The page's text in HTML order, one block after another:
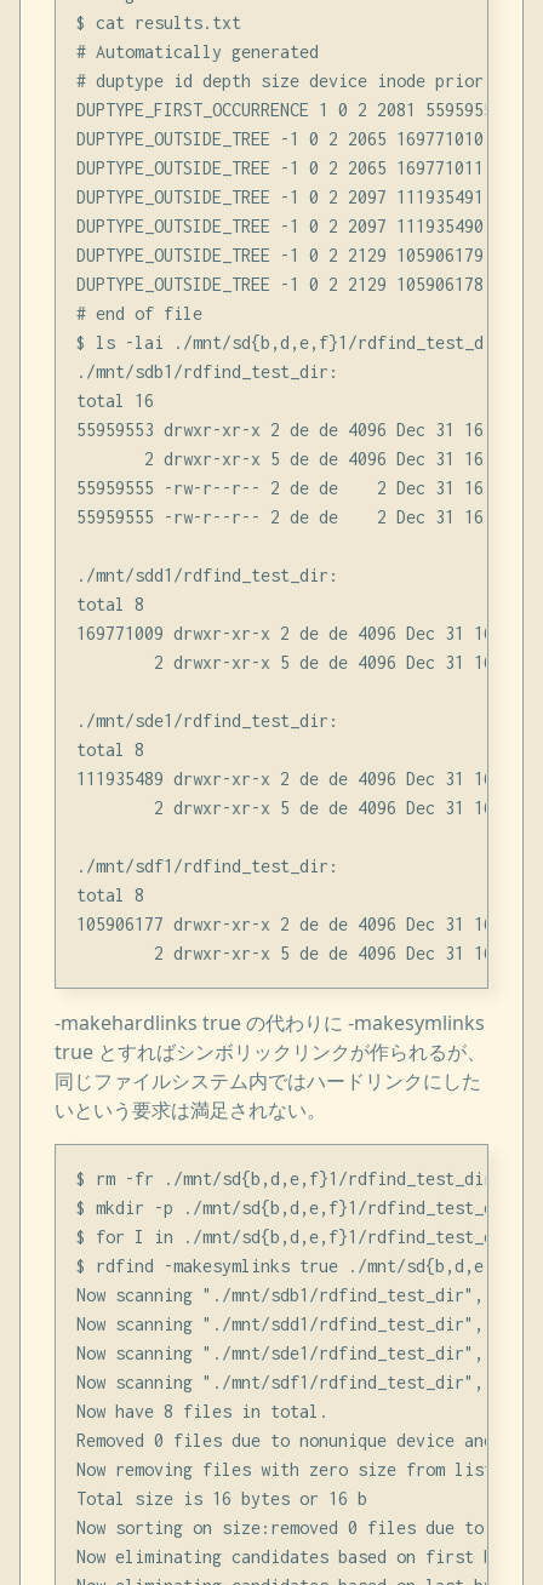
$ cat results.txt
# Automatically generated
# duptype id depth size device inode priority
DUPTYPE_FIRST_OCCURRENCE 1 0 2 2081
DUPTYPE_OUTSIDE_TREE -1 0 2 2065
DUPTYPE_OUTSIDE_TREE -1 0 2 2065
DUPTYPE_OUTSIDE_TREE -1 0 2 2097
DUPTYPE_OUTSIDE_TREE -1 0 2 2097
DUPTYPE_OUTSIDE_TREE -1 0 2 2129
DUPTYPE_OUTSIDE_TREE -1 0 2 2129
# end of file
$ ls -lai ./mnt/sd{b,d,e,f}1/rdfind_test_dir
./mnt/sdb1/rdfind_test_dir:
total 16
55959553 drwxr-xr-x 2 de de 4096 Dec 31 16:27 .
       2 drwxr-xr-x 5 de de 4096 Dec 31 16:25 ..
55959555 -rw-r--r-- 2 de de    2 Dec 31 16:26
55959555 -rw-r--r-- 2 de de    2 Dec 31 16:26
./mnt/sdd1/rdfind_test_dir:
total 8
169771009 drwxr-xr-x 2 de de 4096 Dec 31 16:27 .
2 drwxr-xr-x 5 de de 4096 Dec 31 16:25
./mnt/sde1/rdfind_test_dir:
total 8
111935489 drwxr-xr-x 2 de de 4096 Dec 31 16:27 .
2 drwxr-xr-x 5 de de 4096 Dec 31 16:25
./mnt/sdf1/rdfind_test_dir:
total 8
105906177 drwxr-xr-x 2 de de 4096 Dec 31 16:27 .
-makehardlinks true の代わりに -makesymlinks
true とすればシンボリックリンクが作られるが、
同じファイルシステム内ではハードリンクにした
いという要求は満足されない。
$ rm -fr ./mnt/sd{b,d,e,f}1/rdfind_test_dir
$ mkdir -p ./mnt/sd{b,d,e,f}1/rdfind_test_dir
$ for I in ./mnt/sd{b,d,e,f}1/rdfind_test_dir/
$ rdfind -makesymlinks true ./mnt/sd{b,d,e,f}1/
Now scanning "./mnt/sdb1/rdfind_test_dir",
Now scanning "./mnt/sdd1/rdfind_test_dir",
Now scanning "./mnt/sde1/rdfind_test_dir",
Now scanning "./mnt/sdf1/rdfind_test_dir",
Now have 8 files in total.
Removed 0 files due to nonunique device and
Now removing files with zero size from
Total size is 16 bytes or 16 b
Now sorting on size:removed 0 files due to
Now eliminating candidates based on first